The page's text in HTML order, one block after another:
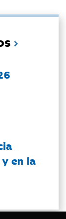
en la